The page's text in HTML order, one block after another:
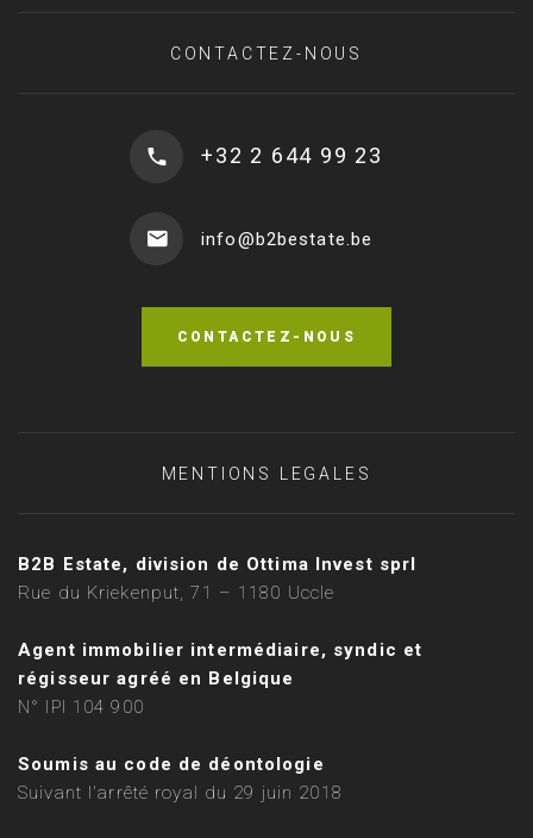
CONTACTEZ-NOUS
+32 2 644 99 23
info@b2bestate.be
CONTACTEZ-NOUS
MENTIONS LEGALES
B2B Estate, division de Ottima Invest sprl
Rue du Kriekenput, 71 – 1180 Uccle
Agent immobilier intermédiaire, syndic et
régisseur agréé en Belgique
N° IPI 104 900
Soumis au code de déontologie
Suivant l'arrêté royal du 29 juin 2018